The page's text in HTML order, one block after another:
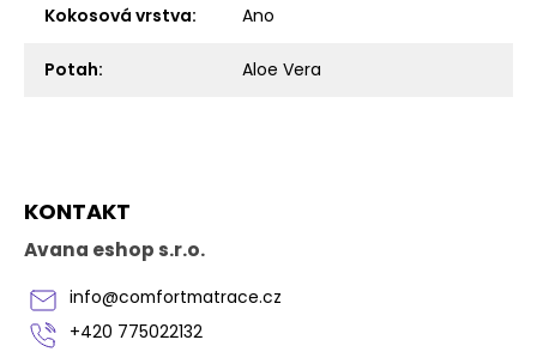
Kokosová vrstva: Ano
Potah: Aloe Vera
KONTAKT
Avana eshop s.r.o.
info@comfortmatrace.cz
+420 775022132